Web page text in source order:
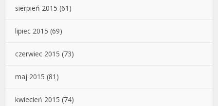
sierpień 2015 (61)
lipiec 2015 (69)
czerwiec 2015 (73)
maj 2015 (81)
kwiecień 2015 (74)